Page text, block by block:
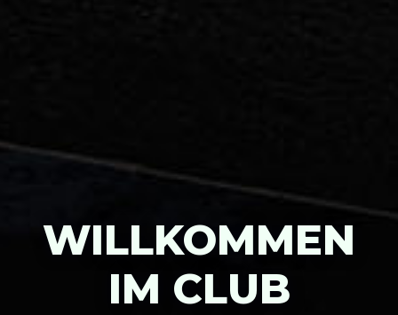
WILLKOMMEN
IM CLUB